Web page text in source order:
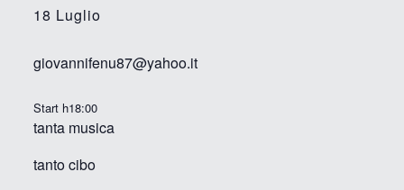
18 Luglio
giovannifenu87@yahoo.it
Start h18:00
tanta musica
tanto cibo